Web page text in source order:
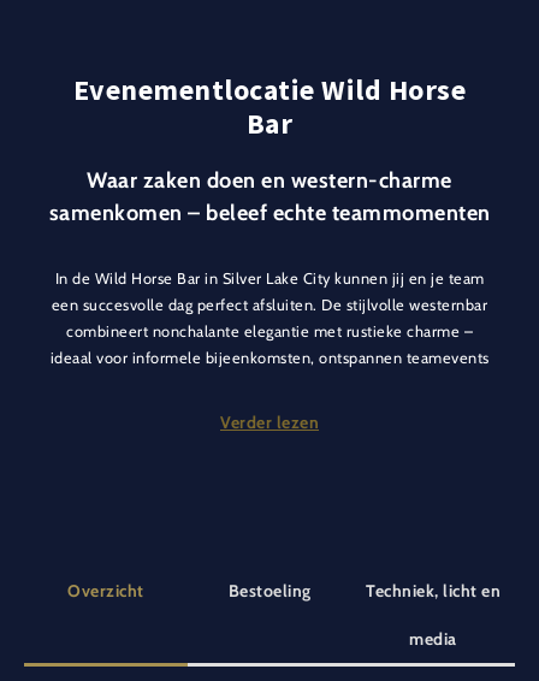
Evenementlocatie Wild Horse
Bar
Waar zaken doen en western-charme
samenkomen – beleef echte teammomenten
In de Wild Horse Bar in Silver Lake City kunnen jij en je team
een succesvolle dag perfect afsluiten. De stijlvolle westernbar
combineert nonchalante elegantie met rustieke charme –
ideaal voor informele bijeenkomsten, ontspannen teamevents
Of het nu gaat om een afsluiting van een inspirerende
die uitnodigt om te blijven hangen.
Verder lezen
Overzicht Bestoeling Techniek, licht en
media